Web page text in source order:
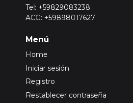
Tel: +59829083238
ACG: +59898017627
Menú
Home
Iniciar sesión
Registro
Restablecer contraseña